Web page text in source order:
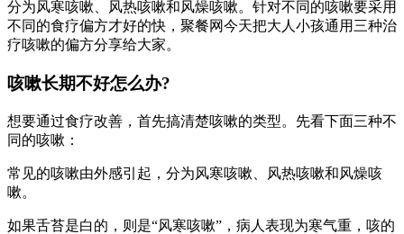
分为风寒咳嗽、风热咳嗽和风燥咳嗽。针对不同的咳嗽要采用
不同的食疗偏方才好的快，聚餐网今天把大人小孩通用三种治
疗咳嗽的偏方分享给大家。
咳嗽长期不好怎么办?
想要通过食疗改善，首先搞清楚咳嗽的类型。先看下面三种不
同的咳嗽：
常见的咳嗽由外感引起，分为风寒咳嗽、风热咳嗽和风燥咳
嗽。
如果舌苔是白的，则是“风寒咳嗽”，病人表现为寒气重，咳的